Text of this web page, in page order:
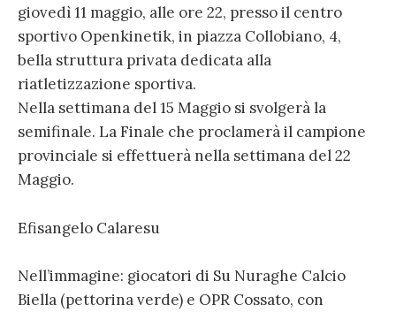
giovedì 11 maggio, alle ore 22, presso il centro
sportivo Openkinetik, in piazza Collobiano, 4,
bella struttura privata dedicata alla
riatletizzazione sportiva.
Nella settimana del 15 Maggio si svolgerà la
semifinale. La Finale che proclamerà il campione
provinciale si effettuerà nella settimana del 22
Maggio.
Efisangelo Calaresu
Nell’immagine: giocatori di Su Nuraghe Calcio
Biella (pettorina verde) e OPR Cossato, con